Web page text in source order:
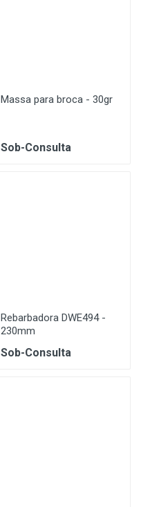
Massa para broca - 30gr
Sob-Consulta
Rebarbadora DWE494 -
230mm
Sob-Consulta